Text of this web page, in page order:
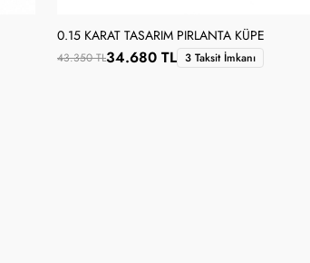
0.15 KARAT TASARIM PIRLANTA KÜPE
43.350 TL34.680 TL 3 Taksit İmkanı